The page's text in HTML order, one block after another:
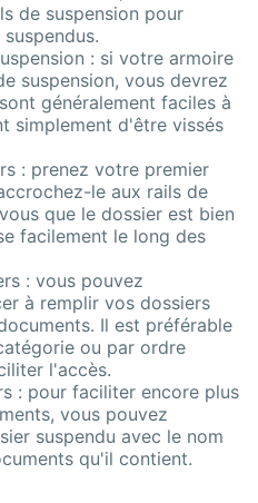
de suspension pour
: si votre armoire
suspension, vous devrez
généralement faciles à
simplement d'être vissés
: prenez votre premier
le aux rails de
que le dossier est bien
facilement le long des
: vous pouvez
à remplir vos dossiers
Il est préférable
ou par ordre
l'accès.
: pour faciliter encore plus
vous pouvez
suspendu avec le nom
qu'il contient.